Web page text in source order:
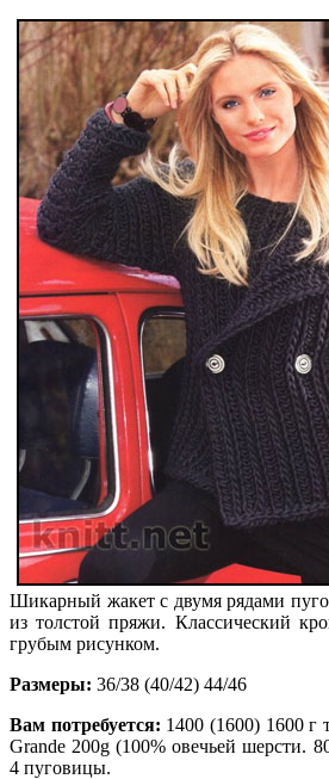
Шикарный жакет с двумя рядами
из толстой пряжи. Классический
грубым рисунком.
Размеры: 36/38 (40/42) 44/46
Вам потребуется: 1400 (1600) 1600 г
Grande 200g (100% овечьей шерсти.
4 пуговицы.